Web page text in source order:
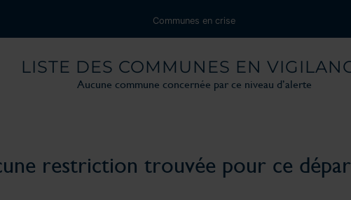
Communes en crise
LISTE DES COMMUNES EN
Aucune commune concernée par ce niveau d’alerte
restriction trouvée pour ce